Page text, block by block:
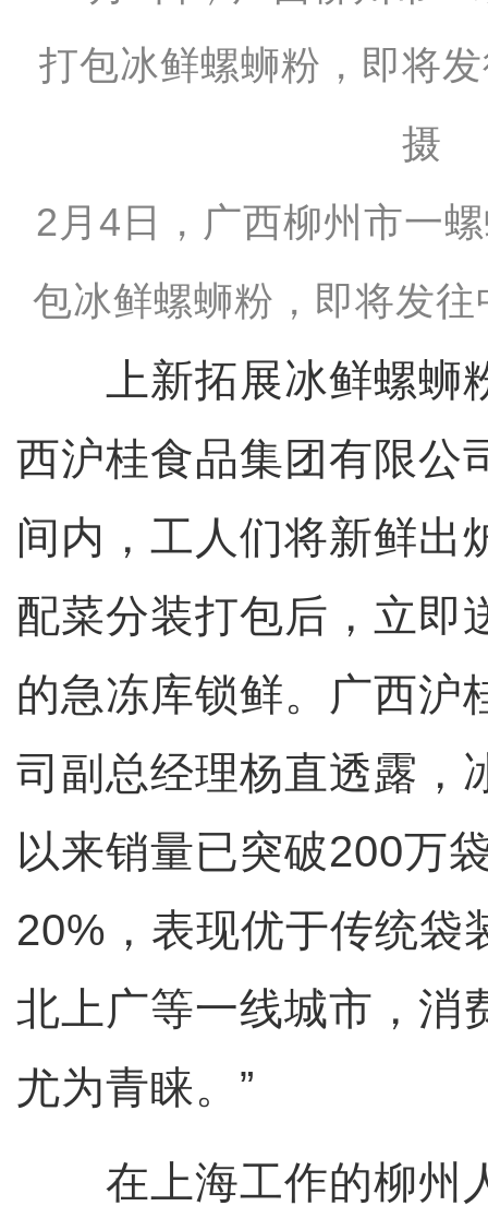
2月4日，广西柳州市一
包冰鲜螺蛳粉，即将发
上新拓展冰鲜螺蛳
西沪桂食品集团有限公
间内，工人们将新鲜出
配菜分装打包后，立即
的急冻库锁鲜。广西沪
司副总经理杨直透露，
以来销量已突破200万
20%，表现优于传统袋
北上广等一线城市，消
尤为青睐。”
在上海工作的柳州